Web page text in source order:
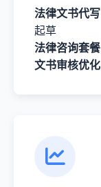
法律文书代写
起草
法律咨询套餐
文书审核优化